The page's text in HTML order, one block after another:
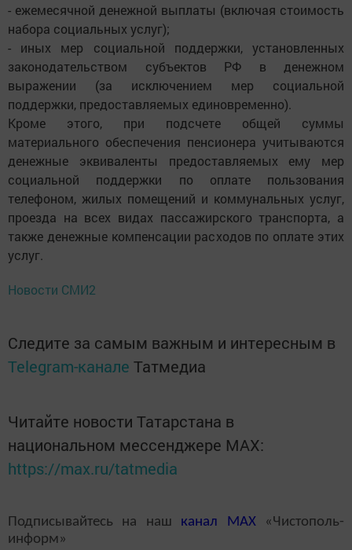
- ежемесячной денежной выплаты (включая стоимость
набора социальных услуг);
- иных мер социальной поддержки, установленных
законодательством субъектов РФ в денежном
выражении (за исключением мер социальной
поддержки, предоставляемых единовременно).
Кроме этого, при подсчете общей суммы
материального обеспечения пенсионера учитываются
денежные эквиваленты предоставляемых ему мер
социальной поддержки по оплате пользования
телефоном, жилых помещений и коммунальных услуг,
проезда на всех видах пассажирского транспорта, а
также денежные компенсации расходов по оплате этих
услуг.
Новости СМИ2
Следите за самым важным и интересным в
Telegram-канале Татмедиа
Читайте новости Татарстана в
национальном мессенджере MАХ:
https://max.ru/tatmedia
Подписывайтесь на наш канал MAX«Чистополь-
информ»